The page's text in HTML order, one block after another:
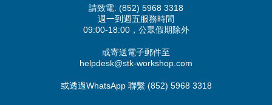
請致電: (852) 5968 3318
週一到週五服務時間
09:00-18:00，公眾假期除外
或寄送電子郵件至
helpdesk@stk-workshop.com
或透過WhatsApp 聯繫 (852) 5968 3318